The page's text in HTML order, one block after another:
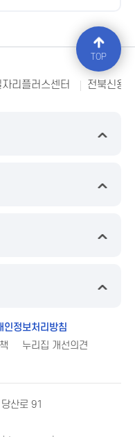
리플러스센터 전북신용
인정보처리방침
누리집 개선의견
산로 91
TOP